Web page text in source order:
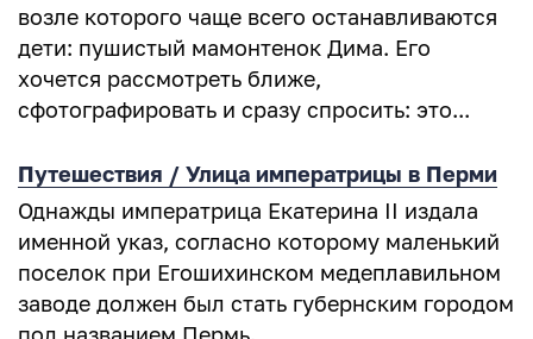
возле которого чаще всего останавливаются
дети: пушистый мамонтенок Дима. Его
хочется рассмотреть ближе,
сфотографировать и сразу спросить: это...
Путешествия / Улица императрицы в Перми
Однажды императрица Екатерина II издала
именной указ, согласно которому маленький
поселок при Егошихинском медеплавильном
заводе должен был стать губернским городом